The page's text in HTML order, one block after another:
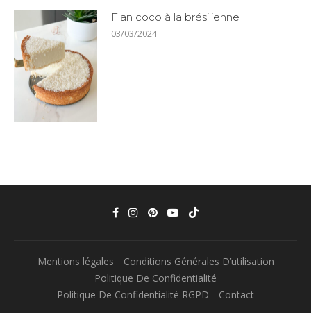
Flan coco à la brésilienne
03/03/2024
Mentions légales
Conditions Générales D’utilisation
Politique De Confidentialité
Politique De Confidentialité RGPD
Contact